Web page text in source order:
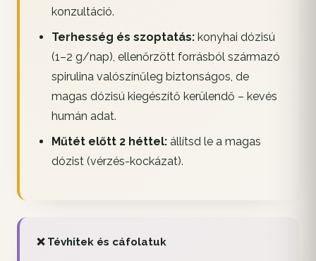
konzultáció.
Terhesség és szoptatás:konyhai dózisú
(1–2 g/nap), ellenőrzött forrásból származó
spirulina valószínűleg biztonságos, de
magas dózisú kiegészítő kerülendő – kevés
humán adat.
Műtét előtt 2 héttel:állítsd le a magas
dózist (vérzés-kockázat).
❌ Tévhitek és cáfolatuk